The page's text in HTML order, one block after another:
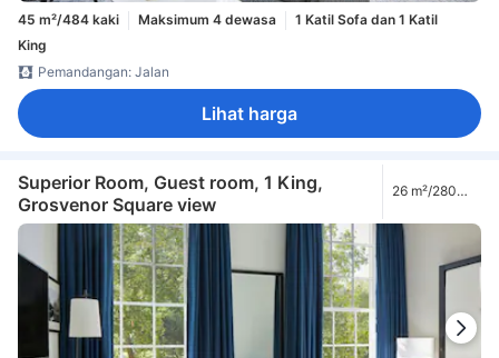
45 m²/484 kaki Maksimum 4 dewasa
1 Katil Sofa dan 1 Katil
King
Pemandangan: Jalan
Lihat harga
Superior Room, Guest room, 1 King,
Grosvenor Square view
26 m²/280